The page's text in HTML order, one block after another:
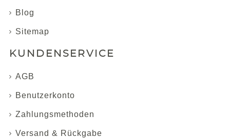
Blog
Sitemap
KUNDENSERVICE
AGB
Benutzerkonto
Zahlungsmethoden
Versand & Rückgabe